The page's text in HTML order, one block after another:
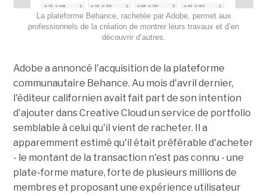
La plateforme Behance, rachetée par Adobe, permet aux
professionnels de la création de montrer leurs travaux et d’en
découvrir d’autres.
Adobe a annoncé l'acquisition de la plateforme
communautaire Behance. Au mois d'avril dernier,
l'éditeur californien avait fait part de son intention
d'ajouter dans Creative Cloud un service de portfolio
semblable à celui qu'il vient de racheter. Il a
apparemment estimé qu'il était préférable d'acheter
- le montant de la transaction n'est pas connu - une
plate-forme mature, forte de plusieurs millions de
membres et proposant une expérience utilisateur